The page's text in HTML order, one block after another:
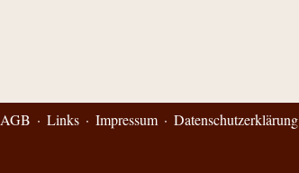
AGB Links Impressum Datenschutzerklärung